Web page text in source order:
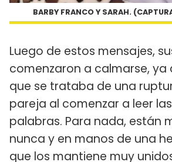
BARBY FRANCO Y SARAH.
Luego de estos mensajes,
comenzaron a calmarse, ya
que se trataba de una
pareja al comenzar a leer
palabras. Para nada, están
nunca y en manos de una
que los mantiene muy